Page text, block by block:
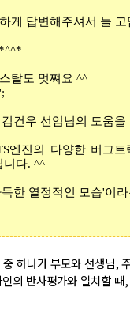
게 답변해주셔서 늘
탈도 멋쪄요 ^^
건우 선임님의 도움을
엔진의 다양한 버그
니다. ^^
한 열정적인 모습'이라
하나가 부모와 선생님,
의 반사평가와 일치할 때,